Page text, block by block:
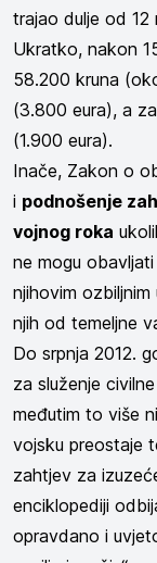
trajao dulje od 12
Ukratko, nakon
58.200 kruna
(3.800 eura), a
(1.900 eura).
Inače, Zakon o
i podnošenje
vojnog roka
ne mogu
njihovim
njih od temeljne
Do srpnja 2012.
za služenje
međutim to više
vojsku preostaje
zahtjev za
enciklopediji
opravdano i